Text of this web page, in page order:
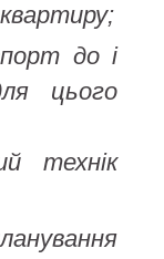
до і
цього
технік